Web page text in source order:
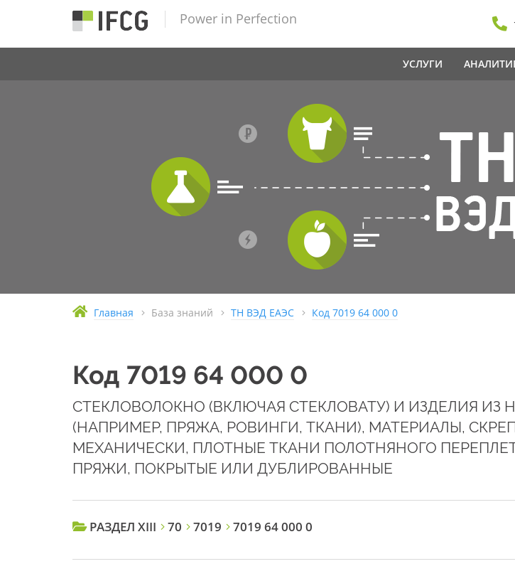
Power in Perfection
УСЛУГИ
Главная База знаний ТН ВЭД ЕАЭС Код 7019 64 000 0
Код 7019 64 000 0
СТЕКЛОВОЛОКНО (ВКЛЮЧАЯ СТЕКЛОВАТУ) И ИЗДЕЛИЯ ИЗ
(НАПРИМЕР, ПРЯЖА, РОВИНГИ, ТКАНИ), МАТЕРИАЛЫ,
МЕХАНИЧЕСКИ, ПЛОТНЫЕ ТКАНИ ПОЛОТНЯНОГО
ПРЯЖИ, ПОКРЫТЫЕ ИЛИ ДУБЛИРОВАННЫЕ
РАЗДЕЛ XIII 70 7019 7019 64 000 0